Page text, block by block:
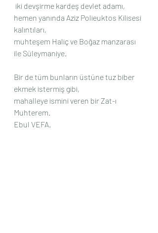
iki devşirme kardeş devlet adamı,
hemen yanında Aziz Polieuktos Kilisesi
kalıntıları,
muhteşem Haliç ve Boğaz manzarası
ile Süleymaniye.
Bir de tüm bunların üstüne tuz biber
ekmek istermiş gibi,
mahalleye ismini veren bir Zat-ı
Muhterem.
Ebul VEFA.